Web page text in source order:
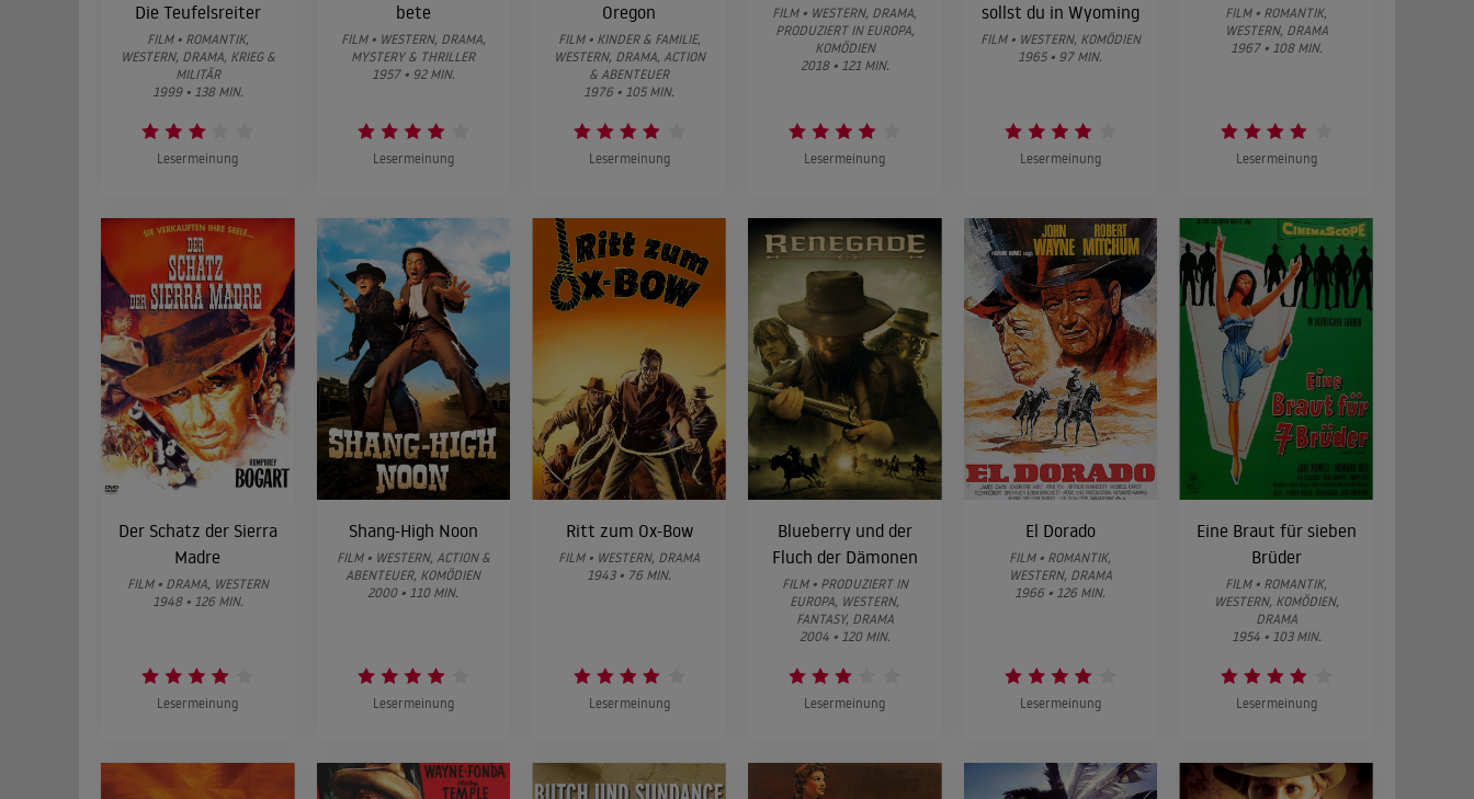
Die Teufelsreiter
FILM • ROMANTIK,
WESTERN, DRAMA, KRIEG &
MILITÄR
1999 • 138 MIN.
Lesermeinung
bete
FILM • WESTERN, DRAMA,
MYSTERY & THRILLER
1957 • 92 MIN.
Lesermeinung
Oregon
FILM • KINDER & FAMILIE,
WESTERN, DRAMA, ACTION
& ABENTEUER
1976 • 105 MIN.
Lesermeinung
FILM • WESTERN, DRAMA,
PRODUZIERT IN EUROPA,
KOMÖDIEN
2018 • 121 MIN.
Lesermeinung
sollst du in Wyoming
FILM • WESTERN, KOMÖDIEN
1965 • 97 MIN.
Lesermeinung
FILM • ROMANTIK,
WESTERN, DRAMA
1967 • 108 MIN.
Lesermeinung
Der Schatz der Sierra
Madre
FILM • DRAMA, WESTERN
1948 • 126 MIN.
Lesermeinung
Shang-High Noon
FILM • WESTERN, ACTION &
ABENTEUER, KOMÖDIEN
2000 • 110 MIN.
Lesermeinung
Ritt zum Ox-Bow
FILM • WESTERN, DRAMA
1943 • 76 MIN.
Lesermeinung
Blueberry und der
Fluch der Dämonen
FILM • PRODUZIERT IN
EUROPA, WESTERN,
FANTASY, DRAMA
2004 • 120 MIN.
Lesermeinung
El Dorado
FILM • ROMANTIK,
WESTERN, DRAMA
1966 • 126 MIN.
Lesermeinung
Eine Braut für sieben
Brüder
FILM • ROMANTIK,
WESTERN, KOMÖDIEN,
DRAMA
1954 • 103 MIN.
Lesermeinung